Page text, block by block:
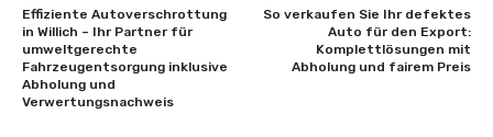
Effiziente Autoverschrottung
in Willich – Ihr Partner für
umweltgerechte
Fahrzeugentsorgung inklusive
Abholung und
Verwertungsnachweis
So verkaufen Sie Ihr defektes
Auto für den Export:
Komplettlösungen mit
Abholung und fairem Preis